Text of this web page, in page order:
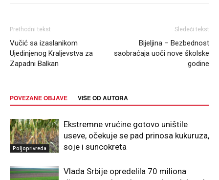
Prethodni tekst
Vučić sa izaslanikom
Ujedinjenog Kraljevstva za
Zapadni Balkan
Sledeći tekst
Bijeljina – Bezbednost
saobraćaja uoči nove školske
godine
POVEZANE OBJAVE VIŠE OD AUTORA
Poljoprivreda
Ekstremne vrućine gotovo uništile
useve, očekuje se pad prinosa kukuruza,
soje i suncokreta
Vlada Srbije opredelila 70 miliona